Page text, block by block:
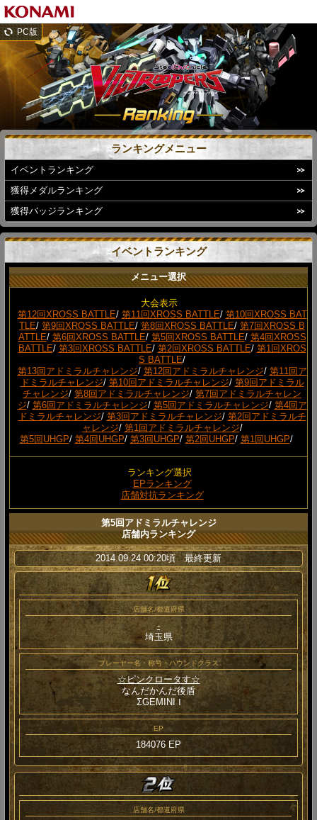
PC版
ランキングメニュー
イベントランキング
獲得メダルランキング
獲得バッジランキング
イベントランキング
メニュー選択
大会表示
第12回XROSS BATTLE/ 第11回XROSS BATTLE/ 第10回XROSS BAT
TLE/ 第9回XROSS BATTLE/ 第8回XROSS BATTLE/ 第7回XROSS B
ATTLE/ 第6回XROSS BATTLE/ 第5回XROSS BATTLE/ 第4回XROSS
BATTLE/ 第3回XROSS BATTLE/ 第2回XROSS BATTLE/ 第1回XROS
S BATTLE/
第13回アドミラルチャレンジ/ 第12回アドミラルチャレンジ/ 第11回ア
ドミラルチャレンジ/ 第10回アドミラルチャレンジ/ 第9回アドミラル
チャレンジ/ 第8回アドミラルチャレンジ/ 第7回アドミラルチャレン
ジ/ 第6回アドミラルチャレンジ/ 第5回アドミラルチャレンジ/ 第4回ア
ドミラルチャレンジ/ 第3回アドミラルチャレンジ/ 第2回アドミラルチ
ャレンジ/ 第1回アドミラルチャレンジ/
第5回UHGP/ 第4回UHGP/ 第3回UHGP/ 第2回UHGP/ 第1回UHGP/
ランキング選択
EPランキング
店舗対抗ランキング
第5回アドミラルチャレンジ
店舗内ランキング
2014.09.24 00:20頃 最終更新
店舗名/都道府県
-
埼玉県
プレーヤー名・称号・ハウンドクラス
☆ピンクロータす☆
なんだかんだ後盾
ΣGEMINI Ⅰ
EP
184076 EP
店舗名/都道府県